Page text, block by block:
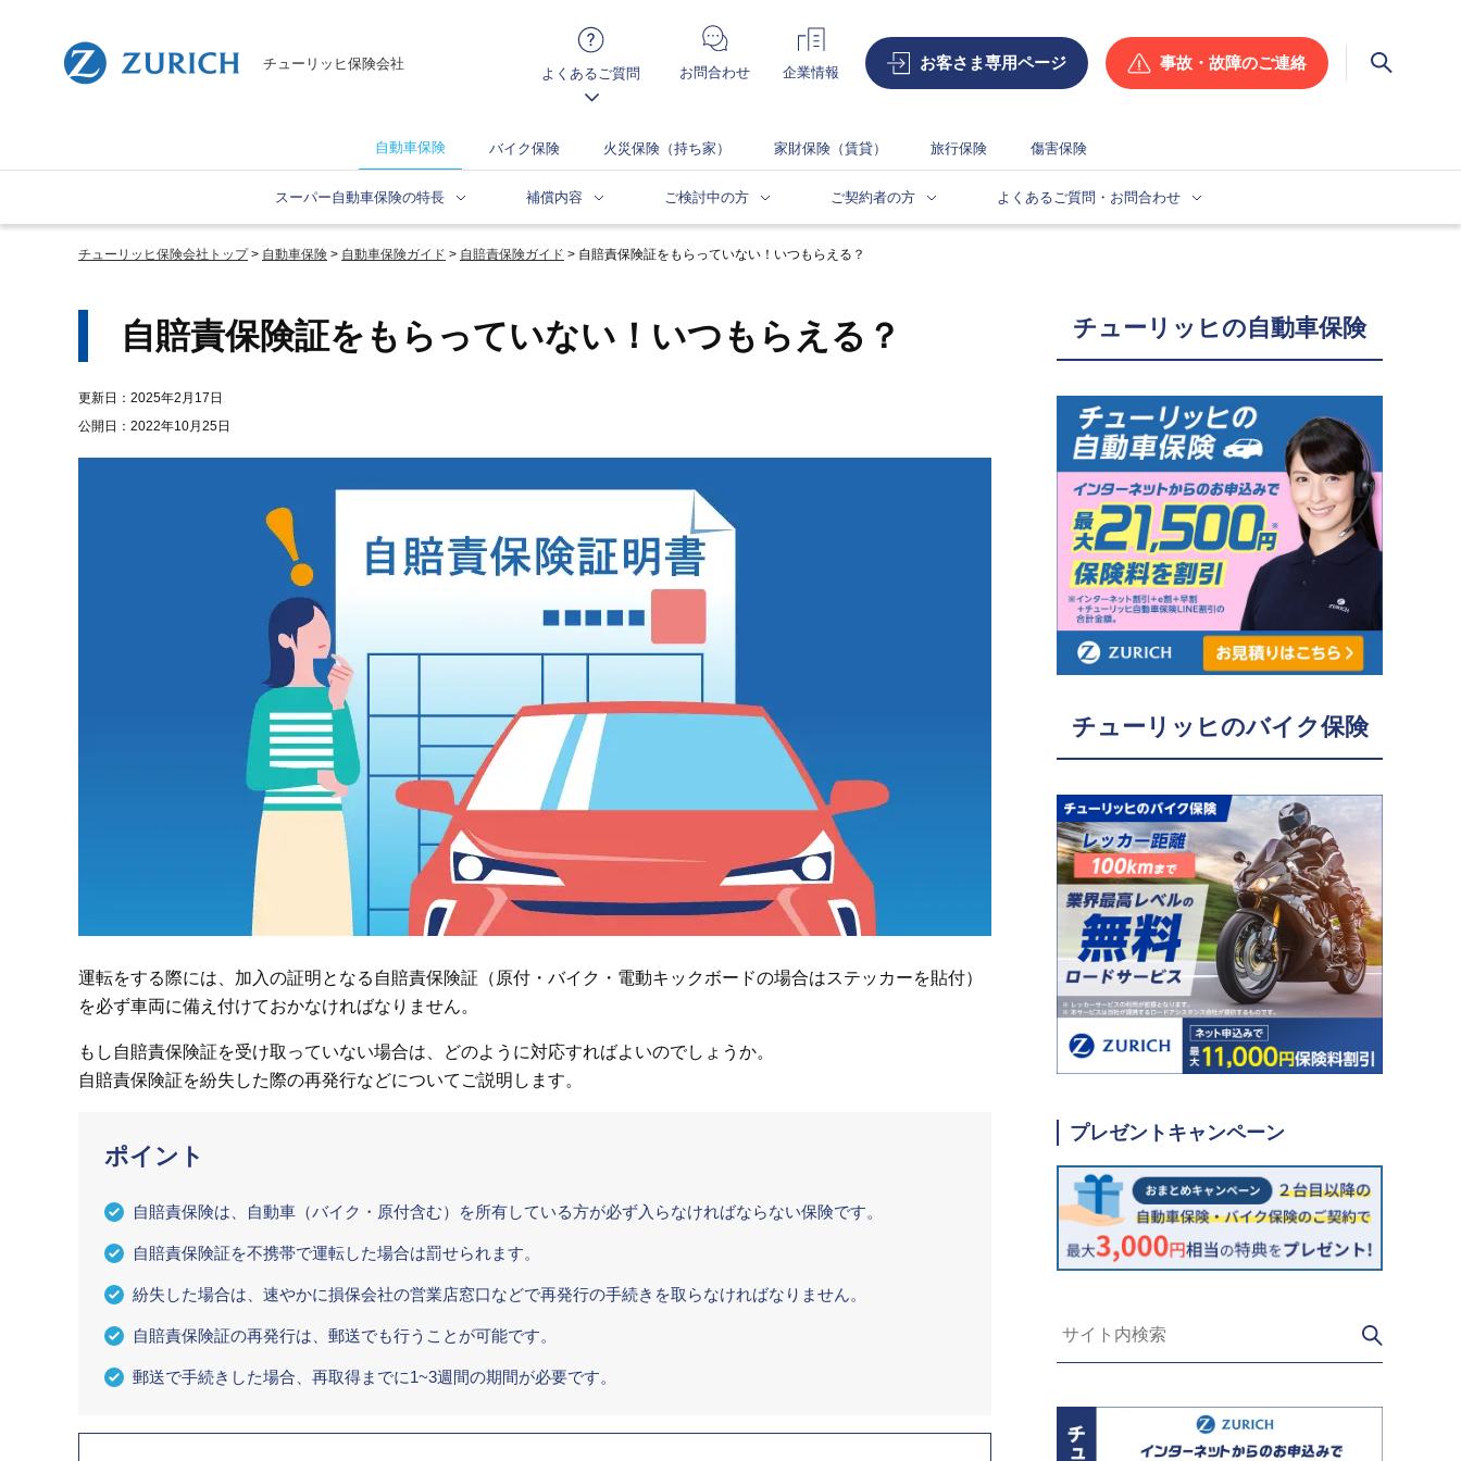
チューリッヒ保険会社
よくあるご質問 お問合わせ 企業情報 お客さま専用ページ 事故・故障のご連絡
自動車保険 バイク保険 火災保険（持ち家） 家財保険（賃貸） 旅行保険 傷害保険
スーパー自動車保険の特長 補償内容 ご検討中の方 ご契約者の方 よくあるご質問・お問合わせ
チューリッヒ保険会社トップ 自動車保険 自動車保険ガイド 自賠責保険ガイド 自賠責保険証をもらっていない！いつもらえる？
自賠責保険証をもらっていない！いつもらえる？
更新日：2025年2月17日
公開日：2022年10月25日
運転をする際には、加入の証明となる自賠責保険証（原付・バイク・電動キックボードの場合はステッカーを貼付）
を必ず車両に備え付けておかなければなりません。
もし自賠責保険証を受け取っていない場合は、どのように対応すればよいのでしょうか。
自賠責保険証を紛失した際の再発行などについてご説明します。
ポイント
自賠責保険は、自動車（バイク・原付含む）を所有している方が必ず入らなければならない保険です。
自賠責保険証を不携帯で運転した場合は罰せられます。
紛失した場合は、速やかに損保会社の営業店窓口などで再発行の手続きを取らなければなりません。
自賠責保険証の再発行は、郵送でも行うことが可能です。
郵送で手続きした場合、再取得までに1~3週間の期間が必要です。
チューリッヒの自動車保険
チューリッヒのバイク保険
プレゼントキャンペーン